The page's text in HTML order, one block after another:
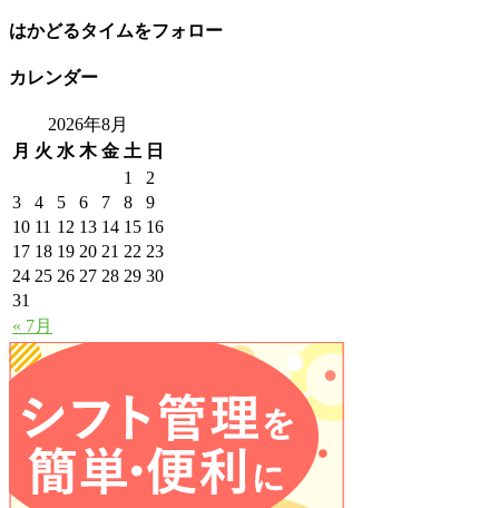
はかどるタイムをフォロー
カレンダー
2026年8月
月 火 水 木 金 土 日
« 7月
1
2
3
4 5 6 7 8
9
10 11 12 13 14 15 16
17 18 19 20 21 22 23
24 25 26 27 28 29 30
31